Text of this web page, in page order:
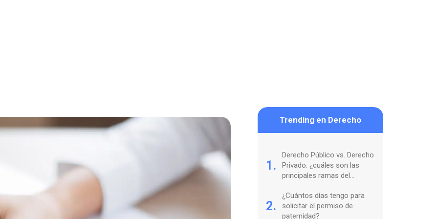
Trending en Derecho
1.
Derecho Público vs. Derecho
Privado: ¿cuáles son las
principales ramas del
2.
¿Cuántos días tengo para
solicitar el permiso de
paternidad?